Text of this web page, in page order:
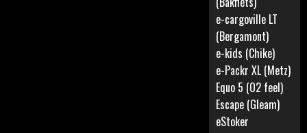
e-cargoville LT
(Bergamont)
e-kids (Chike)
e-Packr XL (Metz)
Equo 5 (O2 feel)
Escape (Gleam)
eStoker